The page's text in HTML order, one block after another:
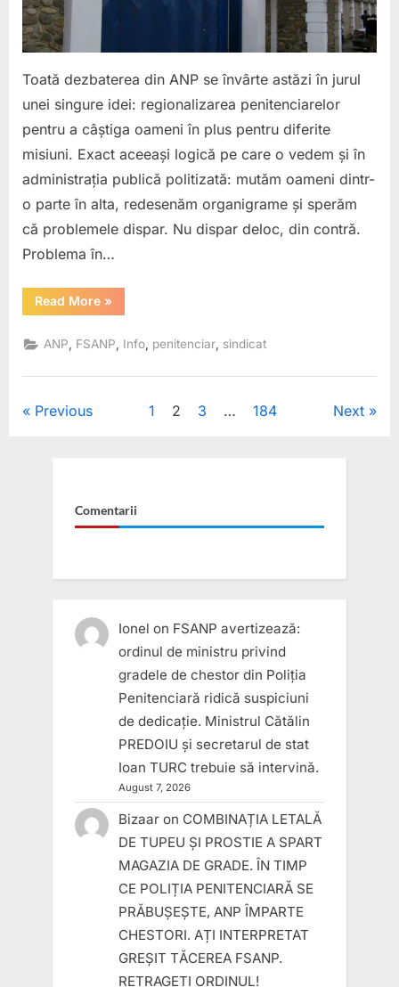
cu
logica
Toată dezbaterea din ANP se învârte astăzi în jurul
unei singure idei: regionalizarea penitenciarelor
pentru a câștiga oameni în plus pentru diferite
misiuni. Exact aceeași logică pe care o vedem și în
administrația publică politizată: mutăm oameni dintr-
o parte în alta, redesenăm organigrame și sperăm
că problemele dispar. Nu dispar deloc, din contră.
Problema în…
Read More“ANP
visează
în
timp
Poliția
garduri.”
»
ANP FSANP Info penitenciar sindicat
Posts
Previous 1 2 3 … 184 Next
Comentarii
Ionel on FSANP avertizează:
ordinul de ministru privind
gradele de chestor din Poliția
Penitenciară ridică suspiciuni
de dedicație. Ministrul Cătălin
PREDOIU și secretarul de stat
Ioan TURC trebuie să intervină.
August 7, 2026
Bizaar on COMBINAȚIA LETALĂ
DE TUPEU ȘI PROSTIE A SPART
MAGAZIA DE GRADE. ÎN TIMP
CE POLIȚIA PENITENCIARĂ SE
PRĂBUȘEȘTE, ANP ÎMPARTE
CHESTORI. AȚI INTERPRETAT
GREȘIT TĂCEREA FSANP.
RETRAGEȚI ORDINUL!